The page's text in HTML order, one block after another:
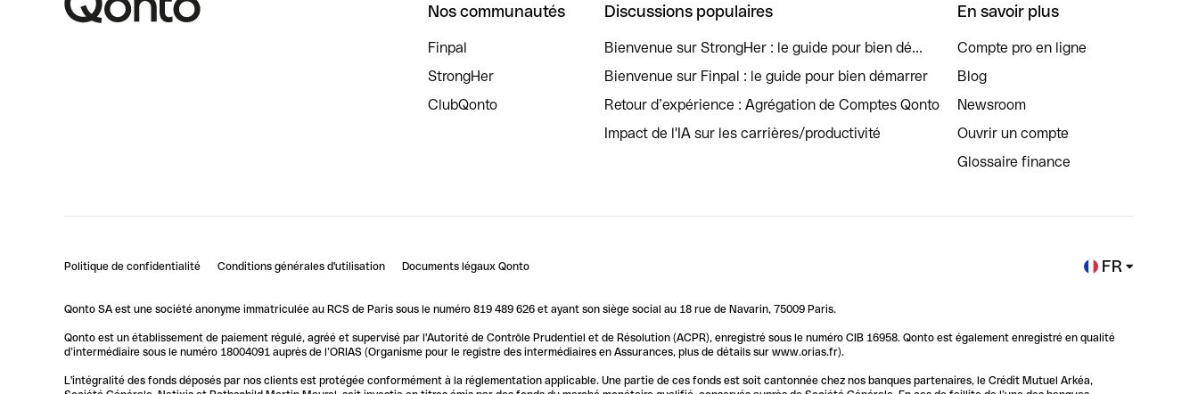
Nos communautés
Finpal
StrongHer
ClubQonto
Discussions populaires
Bienvenue sur StrongHer : le guide pour bien dé...
Bienvenue sur Finpal : le guide pour bien démarrer
Retour d’expérience : Agrégation de Comptes Qonto
Impact de l'IA sur les carrières/productivité
En savoir plus
Compte pro en ligne
Blog
Newsroom
Ouvrir un compte
Glossaire finance
Politique de confidentialité Conditions générales d'utilisation Documents légaux Qonto FR
Qonto SA est une société anonyme immatriculée au RCS de Paris sous le numéro 819 489 626 et ayant son siège social au 18 rue de Navarin, 75009 Paris.
Qonto est un établissement de paiement régulé, agréé et supervisé par l'Autorité de Contrôle Prudentiel et de Résolution (ACPR), enregistré sous le numéro CIB 16958. Qonto est également enregistré en qualité
d’intermédiaire sous le numéro 18004091 auprès de l’ORIAS (Organisme pour le registre des intermédiaires en Assurances, plus de détails sur www.orias.fr).
L'intégralité des fonds déposés par nos clients est protégée conformément à la réglementation applicable. Une partie de ces fonds est soit cantonnée chez nos banques partenaires, le Crédit Mutuel Arkéa,